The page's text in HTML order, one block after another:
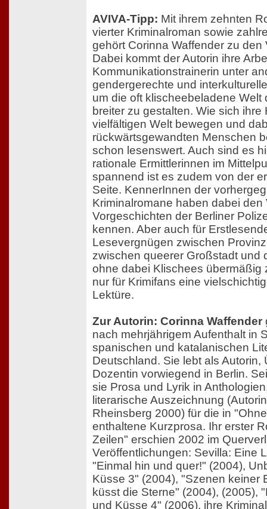
AVIVA-Tipp: Mit ihrem zehnten
vierter Kriminalroman sowie
gehört Corinna Waffender zu den
Dabei kommt der Autorin ihre
Kommunikationstrainerin unter
gendergerechte und
um die oft klischeebeladene Welt
breiter zu gestalten. Wie sich
vielfältigen Welt bewegen und
rückwärtsgewandten Menschen
schon lesenswert. Auch sind es
rationale Ermittlerinnen im
spannend ist es zudem von der
Seite. KennerInnen der
Kriminalromane haben dabei den
Vorgeschichten der Berliner
kennen. Aber auch für
Lesevergnügen zwischen
zwischen queerer Großstadt und
ohne dabei Klischees übermäßig
nur für Krimifans eine
Lektüre.
Zur Autorin: Corinna Waffender
nach mehrjährigem Aufenthalt in
spanischen und katalanischen
Deutschland. Sie lebt als Autorin,
Dozentin vorwiegend in Berlin.
sie Prosa und Lyrik in
literarische Auszeichnung
Rheinsberg 2000) für die in
enthaltene Kurzprosa. Ihr erster
Zeilen" erschien 2002 im
Veröffentlichungen: Sevilla: Eine
"Einmal hin und quer!" (2004),
Küsse 3" (2004), "Szenen keiner
küsst die Sterne" (2004), (2005),
und Küsse 4" (2006), ihre